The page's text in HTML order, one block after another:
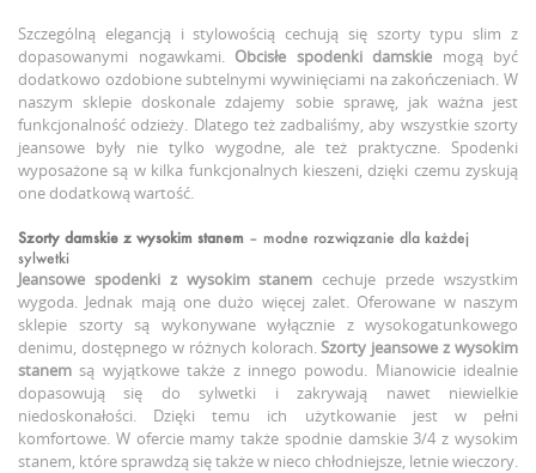
Szczególną elegancją i stylowością cechują się szorty typu slim z
dopasowanymi nogawkami. Obcisłe spodenki damskie mogą być
dodatkowo ozdobione subtelnymi wywinięciami na zakończeniach. W
naszym sklepie doskonale zdajemy sobie sprawę, jak ważna jest
funkcjonalność odzieży. Dlatego też zadbaliśmy, aby wszystkie szorty
jeansowe były nie tylko wygodne, ale też praktyczne. Spodenki
wyposażone są w kilka funkcjonalnych kieszeni, dzięki czemu zyskują
one dodatkową wartość.
Szorty damskie z wysokim stanem – modne rozwiązanie dla każdej
sylwetki
Jeansowe spodenki z wysokim stanem cechuje przede wszystkim
wygoda. Jednak mają one dużo więcej zalet. Oferowane w naszym
sklepie szorty są wykonywane wyłącznie z wysokogatunkowego
denimu, dostępnego w różnych kolorach.Szorty jeansowe z wysokim
stanem są wyjątkowe także z innego powodu. Mianowicie idealnie
dopasowują się do sylwetki i zakrywają nawet niewielkie
niedoskonałości. Dzięki temu ich użytkowanie jest w pełni
komfortowe. W ofercie mamy także spodnie damskie 3/4 z wysokim
stanem, które sprawdzą się także w nieco chłodniejsze, letnie wieczory.